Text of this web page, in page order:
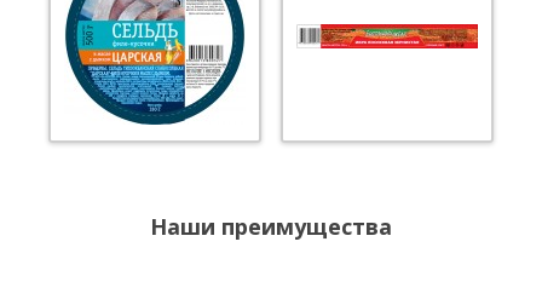
Наши преимущества